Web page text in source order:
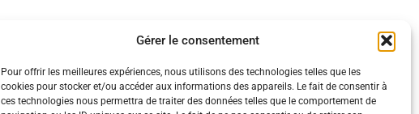
Gérer le consentement
Pour offrir les meilleures expériences, nous utilisons des technologies telles que les
cookies pour stocker et/ou accéder aux informations des appareils. Le fait de consentir à
ces technologies nous permettra de traiter des données telles que le comportement de